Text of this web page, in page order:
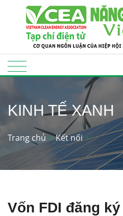
KINH TẾ XANH
Trang chủ Kết nối
Vốn FDI đăng